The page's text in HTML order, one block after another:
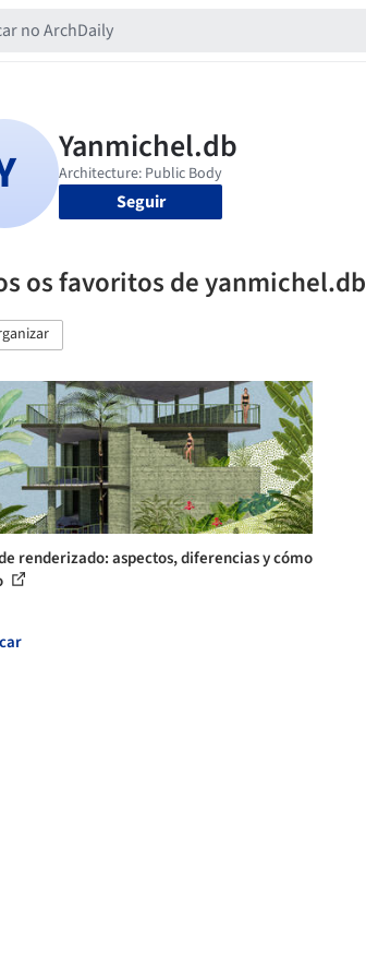
Seguir
os favoritos de yanmichel.db
renderizado: aspectos, diferencias y cómo